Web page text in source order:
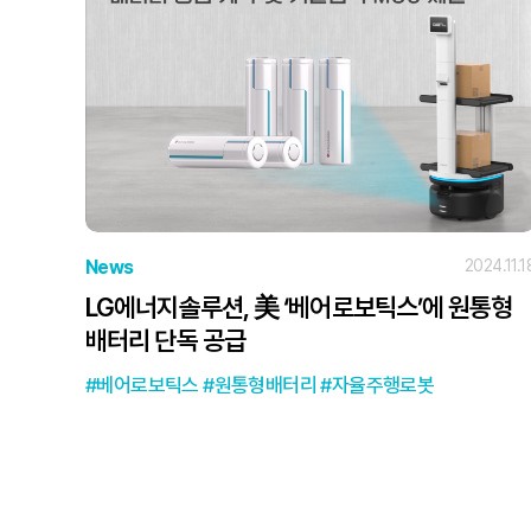
News
LG에너지솔루션, 美 ‘베어로보틱스’에 원통형
배터리 단독 공급
베어로보틱스 원통형배터리 자율주행로봇